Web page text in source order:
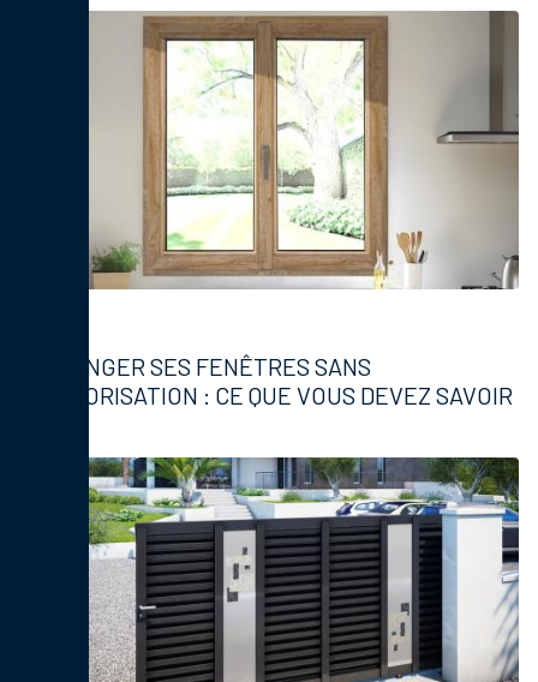
CHANGER SES FENÊTRES SANS
AUTORISATION : CE QUE VOUS DEVEZ SAVOIR